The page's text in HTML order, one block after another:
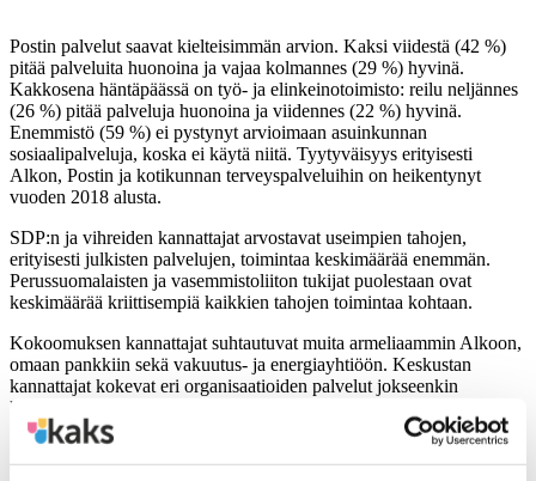
Postin palvelut saavat kielteisimmän arvion. Kaksi viidestä (42 %)
pitää palveluita huonoina ja vajaa kolmannes (29 %) hyvinä.
Kakkosena häntäpäässä on työ- ja elinkeinotoimisto: reilu neljännes
(26 %) pitää palveluja huonoina ja viidennes (22 %) hyvinä.
Enemmistö (59 %) ei pystynyt arvioimaan asuinkunnan
sosiaalipalveluja, koska ei käytä niitä. Tyytyväisyys erityisesti
Alkon, Postin ja kotikunnan terveyspalveluihin on heikentynyt
vuoden 2018 alusta.
SDP:n ja vihreiden kannattajat arvostavat useimpien tahojen,
erityisesti julkisten palvelujen, toimintaa keskimäärää enemmän.
Perussuomalaisten ja vasemmistoliiton tukijat puolestaan ovat
keskimäärää kriittisempiä kaikkien tahojen toimintaa kohtaan.
Kokoomuksen kannattajat suhtautuvat muita armeliaammin Alkoon,
omaan pankkiin sekä vakuutus- ja energiayhtiöön. Keskustan
kannattajat kokevat eri organisaatioiden palvelut jokseenkin
keskivertoisesti.
Korkeasti koulutetut suhtautuvat muita hyväksyvämmin
verohallinnon palveluihin ja keskimäärää varauksellisemmin